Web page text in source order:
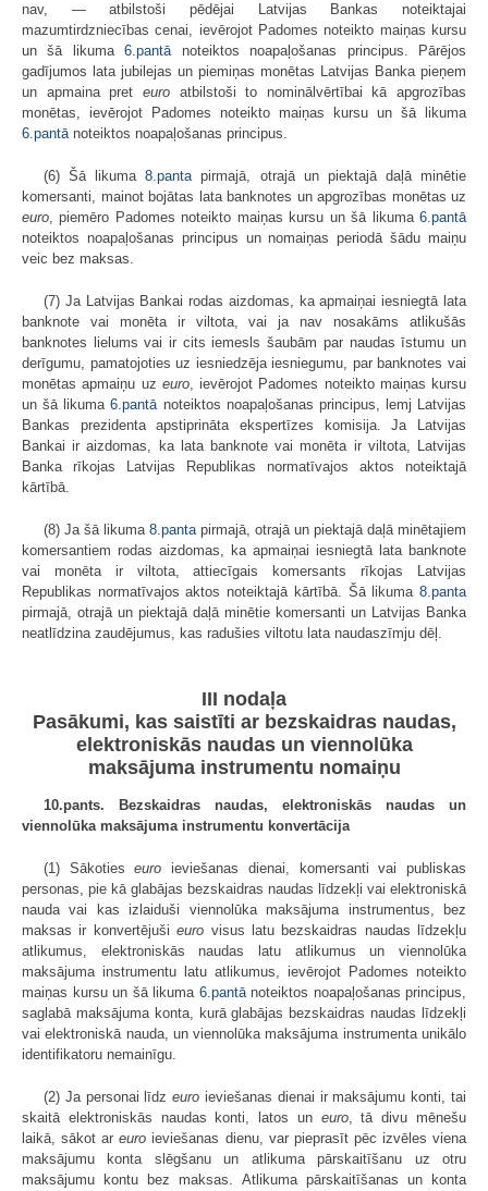
nav, — atbilstoši pēdējai Latvijas Bankas noteiktajai
mazumtirdzniecības cenai, ievērojot Padomes noteikto maiņas kursu
un šā likuma6.pantānoteiktos noapaļošanas principus. Pārējos
gadījumos lata jubilejas un piemiņas monētas Latvijas Banka pieņem
un apmaina pret euroatbilstoši to nominālvērtībai kā apgrozības
monētas, ievērojot Padomes noteikto maiņas kursu un šā likuma
6.pantānoteiktos noapaļošanas principus.
(6) Šā likuma8.pantapirmajā, otrajā un piektajā daļā minētie
komersanti, mainot bojātas lata banknotes un apgrozības monētas uz
euro, piemēro Padomes noteikto maiņas kursu un šā likuma 6.pantā
noteiktos noapaļošanas principus un nomaiņas periodā šādu maiņu
veic bez maksas.
(7) Ja Latvijas Bankai rodas aizdomas, ka apmaiņai iesniegtā lata
banknote vai monēta ir viltota, vai ja nav nosakāms atlikušās
banknotes lielums vai ir cits iemesls šaubām par naudas īstumu un
derīgumu, pamatojoties uz iesniedzēja iesniegumu, par banknotes vai
monētas apmaiņu uz euro, ievērojot Padomes noteikto maiņas kursu
un šā likuma6.pantānoteiktos noapaļošanas principus, lemj Latvijas
Bankas prezidenta apstiprināta ekspertīzes komisija. Ja Latvijas
Bankai ir aizdomas, ka lata banknote vai monēta ir viltota, Latvijas
Banka rīkojas Latvijas Republikas normatīvajos aktos noteiktajā
kārtībā.
(8) Ja šā likuma 8.pantapirmajā, otrajā un piektajā daļā minētajiem
komersantiem rodas aizdomas, ka apmaiņai iesniegtā lata banknote
vai monēta ir viltota, attiecīgais komersants rīkojas Latvijas
Republikas normatīvajos aktos noteiktajā kārtībā. Šā likuma 8.panta
pirmajā, otrajā un piektajā daļā minētie komersanti un Latvijas Banka
neatlīdzina zaudējumus, kas radušies viltotu lata naudaszīmju dēļ.
III nodaļa
Pasākumi, kas saistīti ar bezskaidras naudas,
elektroniskās naudas un viennolūka
maksājuma instrumentu nomaiņu
10.pants. Bezskaidras naudas, elektroniskās naudas un
viennolūka maksājuma instrumentu konvertācija
(1) Sākotieseuro ieviešanas dienai, komersanti vai publiskas
personas, pie kā glabājas bezskaidras naudas līdzekļi vai elektroniskā
nauda vai kas izlaiduši viennolūka maksājuma instrumentus, bez
maksas ir konvertējušieuro visus latu bezskaidras naudas līdzekļu
atlikumus, elektroniskās naudas latu atlikumus un viennolūka
maksājuma instrumentu latu atlikumus, ievērojot Padomes noteikto
maiņas kursu un šā likuma 6.pantānoteiktos noapaļošanas principus,
saglabā maksājuma konta, kurā glabājas bezskaidras naudas līdzekļi
vai elektroniskā nauda, un viennolūka maksājuma instrumenta unikālo
identifikatoru nemainīgu.
(2) Ja personai līdzeuro ieviešanas dienai ir maksājumu konti, tai
skaitā elektroniskās naudas konti, latos un euro, tā divu mēnešu
laikā, sākot areuro ieviešanas dienu, var pieprasīt pēc izvēles viena
maksājumu konta slēgšanu un atlikuma pārskaitīšanu uz otru
maksājumu kontu bez maksas. Atlikuma pārskaitīšanas un konta